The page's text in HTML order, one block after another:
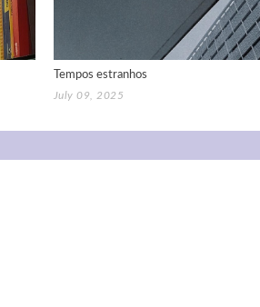
Tempos estranhos
July 09, 2025